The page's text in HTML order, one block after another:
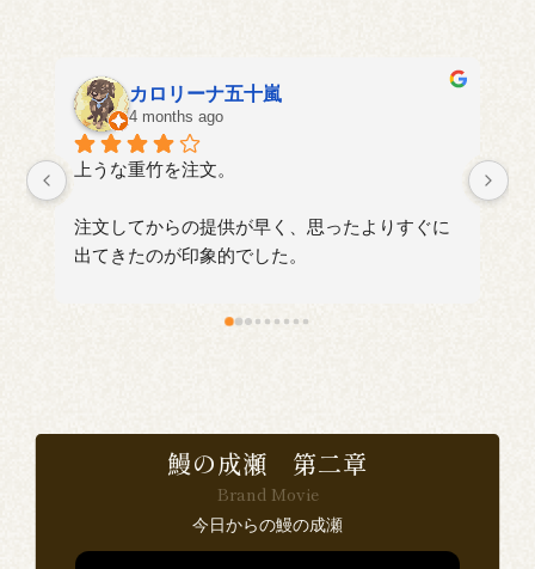
aki
4 months ago
鰻の成瀬 第二章
Brand Movie
今日からの鰻の成瀬